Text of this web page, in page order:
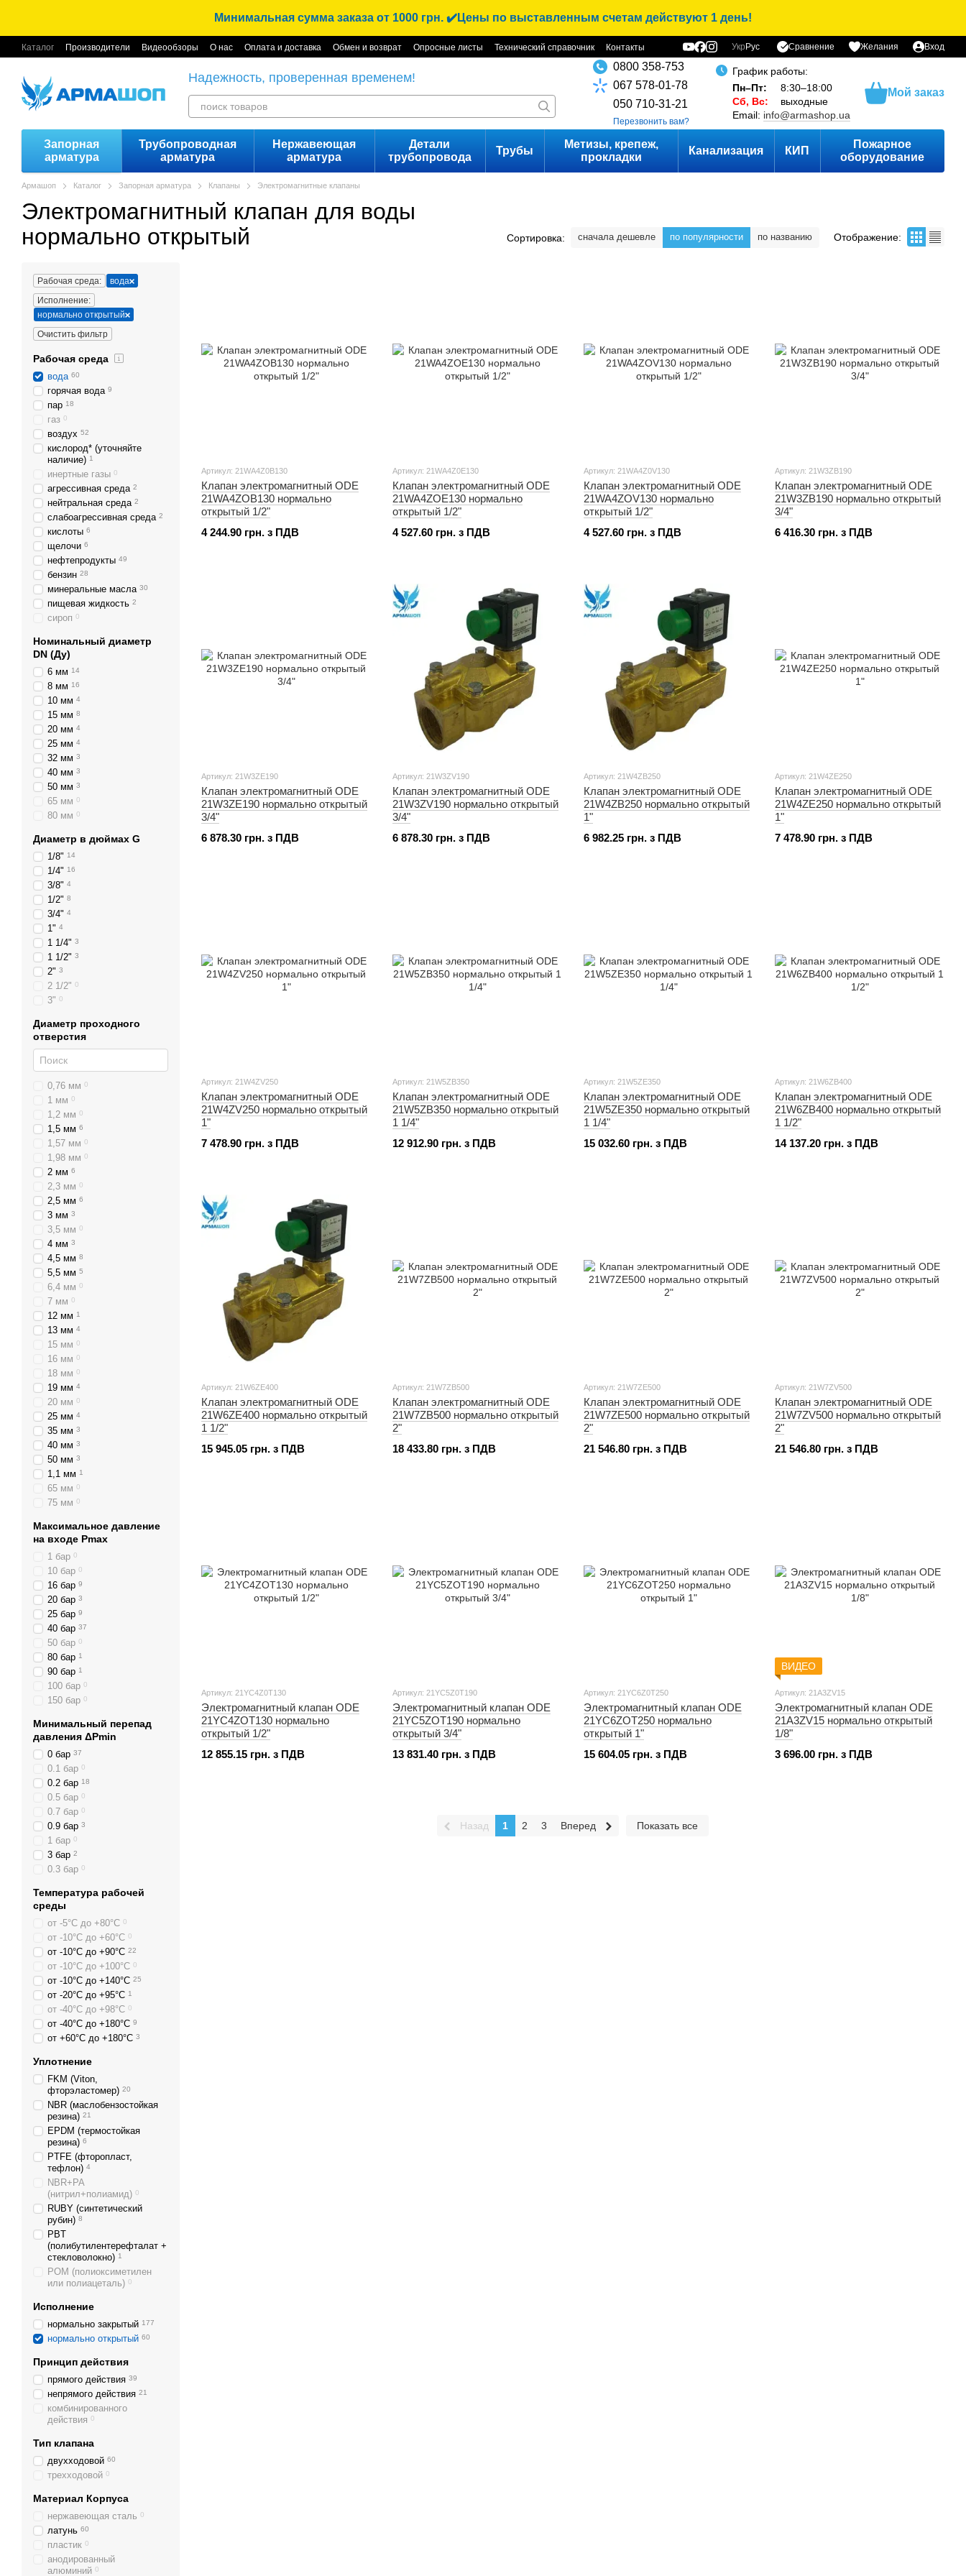
Минимальная сумма заказа от 1000 грн. ✔️Цены по выставленным счетам действуют 1 день!
Каталог Производители Видеообзоры О нас Оплата и доставка Обмен и возврат Опросные листы Технический справочник
Контакты
Укр Рус Сравнение Желания Вход
Надежность, проверенная временем!
0800 358-753
067 578-01-78
050 710-31-21
Перезвонить вам?
График работы:
Пн–Пт:
8:30–18:00
Сб, Вс:
выходные
Email: info@armashop.ua
Мой заказ
Запорная
арматура
Трубопроводная
арматура
Нержавеющая
арматура
Детали
трубопровода
Трубы
Метизы, крепеж,
прокладки
Канализация КИП
Пожарное
оборудование
Армашоп Каталог Запорная арматура Клапаны Электромагнитные клапаны
Электромагнитный клапан для воды
нормально открытый
Сортировка: сначала дешевле по популярности по названию Отображение:
Артикул: 21WA4Z0B130
Клапан электромагнитный ODE
21WA4ZOB130 нормально
открытый 1/2"
4 244.90 грн. з ПДВ
Артикул: 21WA4Z0E130
Клапан электромагнитный ODE
21WA4ZOE130 нормально
открытый 1/2"
4 527.60 грн. з ПДВ
Артикул: 21WA4Z0V130
Клапан электромагнитный ODE
21WA4ZOV130 нормально
открытый 1/2"
4 527.60 грн. з ПДВ
Артикул: 21W3ZB190
Клапан электромагнитный ODE
21W3ZB190 нормально открытый
3/4"
6 416.30 грн. з ПДВ
Артикул: 21W3ZE190
Клапан электромагнитный ODE
21W3ZE190 нормально открытый
3/4"
6 878.30 грн. з ПДВ
Артикул: 21W3ZV190
Клапан электромагнитный ODE
21W3ZV190 нормально открытый
3/4"
6 878.30 грн. з ПДВ
Артикул: 21W4ZB250
Клапан электромагнитный ODE
21W4ZB250 нормально открытый
1"
6 982.25 грн. з ПДВ
Артикул: 21W4ZE250
Клапан электромагнитный ODE
21W4ZE250 нормально открытый
1"
7 478.90 грн. з ПДВ
Артикул: 21W4ZV250
Клапан электромагнитный ODE
21W4ZV250 нормально открытый
1"
7 478.90 грн. з ПДВ
Артикул: 21W5ZB350
Клапан электромагнитный ODE
21W5ZB350 нормально открытый
1 1/4"
12 912.90 грн. з ПДВ
Артикул: 21W5ZE350
Клапан электромагнитный ODE
21W5ZE350 нормально открытый
1 1/4"
15 032.60 грн. з ПДВ
Артикул: 21W6ZB400
Клапан электромагнитный ODE
21W6ZB400 нормально открытый
1 1/2"
14 137.20 грн. з ПДВ
Артикул: 21W6ZE400
Клапан электромагнитный ODE
21W6ZE400 нормально открытый
1 1/2"
15 945.05 грн. з ПДВ
Артикул: 21W7ZB500
Клапан электромагнитный ODE
21W7ZB500 нормально открытый
2"
18 433.80 грн. з ПДВ
Артикул: 21W7ZE500
Клапан электромагнитный ODE
21W7ZE500 нормально открытый
2"
21 546.80 грн. з ПДВ
Артикул: 21W7ZV500
Клапан электромагнитный ODE
21W7ZV500 нормально открытый
2"
21 546.80 грн. з ПДВ
Артикул: 21YC4Z0T130
Электромагнитный клапан ODE
21YC4ZOT130 нормально
открытый 1/2"
12 855.15 грн. з ПДВ
Артикул: 21YC5Z0T190
Электромагнитный клапан ODE
21YC5ZOT190 нормально
открытый 3/4"
13 831.40 грн. з ПДВ
Артикул: 21YC6Z0T250
Электромагнитный клапан ODE
21YC6ZOT250 нормально
открытый 1"
15 604.05 грн. з ПДВ
ВИДЕО
Артикул: 21A3ZV15
Электромагнитный клапан ODE
21A3ZV15 нормально открытый
1/8"
3 696.00 грн. з ПДВ
Назад 1 2 3 Вперед Показать все
Рабочая среда:
вода
Исполнение:
нормально открытый
Очистить фильтр
Рабочая среда
вода 60
горячая вода 9
пар 18
газ 0
воздух 52
кислород* (уточняйте
наличие) 1
инертные газы 0
агрессивная среда 2
нейтральная среда 2
слабоагрессивная среда 2
кислоты 6
щелочи 6
нефтепродукты 49
бензин 28
минеральные масла 30
пищевая жидкость 2
сироп 0
Номинальный диаметр
DN (Ду)
6 мм 14
8 мм 16
10 мм 4
15 мм 8
20 мм 4
25 мм 4
32 мм 3
40 мм 3
50 мм 3
65 мм 0
80 мм 0
Диаметр в дюймах G
1/8" 14
1/4" 16
3/8" 4
1/2" 8
3/4" 4
1" 4
1 1/4" 3
1 1/2" 3
2" 3
2 1/2" 0
3" 0
Диаметр проходного
отверстия
0,76 мм 0
1 мм 0
1,2 мм 0
1,5 мм 6
1,57 мм 0
1,98 мм 0
2 мм 6
2,3 мм 0
2,5 мм 6
3 мм 3
3,5 мм 0
4 мм 3
4,5 мм 8
5,5 мм 5
6,4 мм 0
7 мм 0
12 мм 1
13 мм 4
15 мм 0
16 мм 0
18 мм 0
19 мм 4
20 мм 0
25 мм 4
35 мм 3
40 мм 3
50 мм 3
1,1 мм 1
65 мм 0
75 мм 0
Максимальное давление
на входе Pmax
1 бар 0
10 бар 0
16 бар 9
20 бар 3
25 бар 9
40 бар 37
50 бар 0
80 бар 1
90 бар 1
100 бар 0
150 бар 0
Минимальный перепад
давления ΔPmin
0 бар 37
0.1 бар 0
0.2 бар 18
0.5 бар 0
0.7 бар 0
0.9 бар 3
1 бар 0
3 бар 2
0.3 бар 0
Температура рабочей
среды
от -5°С до +80°С 0
от -10°С до +60°С 0
от -10°С до +90°С 22
от -10°С до +100°С 0
от -10°С до +140°С 25
от -20°С до +95°С 1
от -40°С до +98°С 0
от -40°С до +180°С 9
от +60°С до +180°С 3
Уплотнение
FKM (Viton,
фторэластомер) 20
NBR (маслобензостойкая
резина) 21
EPDM (термостойкая
резина) 6
PTFE (фторопласт,
тефлон) 4
NBR+PA
(нитрил+полиамид) 0
RUBY (синтетический
рубин) 8
PBT
(полибутилентерефталат +
стекловолокно) 1
POM (полиоксиметилен
или полиацеталь) 0
Исполнение
нормально закрытый 177
нормально открытый 60
Принцип действия
прямого действия 39
непрямого действия 21
комбинированного
действия 0
Тип клапана
двухходовой 60
трехходовой 0
Материал Корпуса
нержавеющая сталь 0
латунь 60
пластик 0
анодированный
алюминий 0